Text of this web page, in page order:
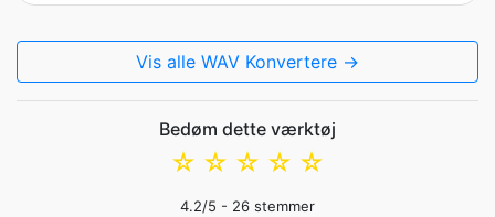
Vis alle WAV Konvertere →
Bedøm dette værktøj
☆
☆
☆
☆
☆
4.2/5 - 26 stemmer